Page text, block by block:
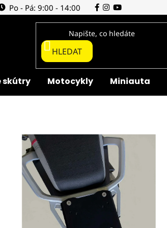
Po - Pá: 9:00 - 14:00
HLEDAT
skútry Motocykly Miniauta